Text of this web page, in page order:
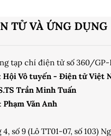
TỬ VÀ ỨNG DỤNG
tạp chí điện tử số 360/
Hội Vô tuyến - Điện tử Việt
Trần Minh Tuấn
Phạm Văn Anh
số 9 (Lô TT01-07, số 103)